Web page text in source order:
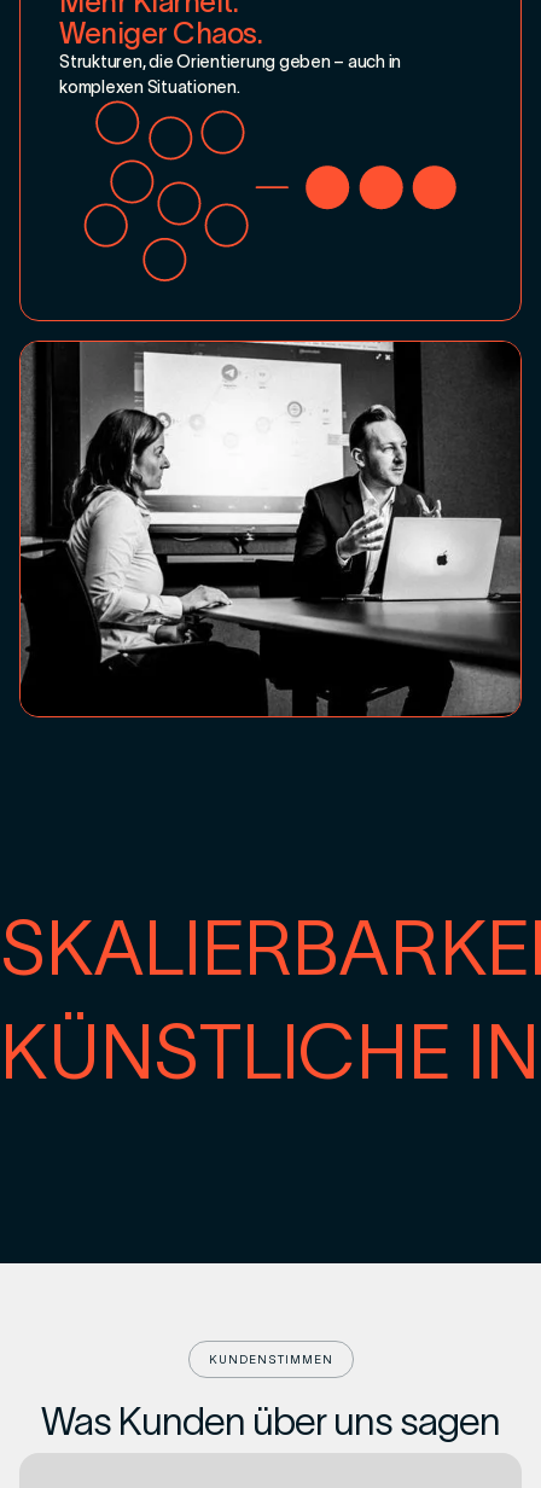
Weniger Chaos.
Strukturen, die Orientierung geben – auch in
komplexen Situationen.
KÜNSTLICHE
KUNDENSTIMMEN
Was Kunden über uns sagen